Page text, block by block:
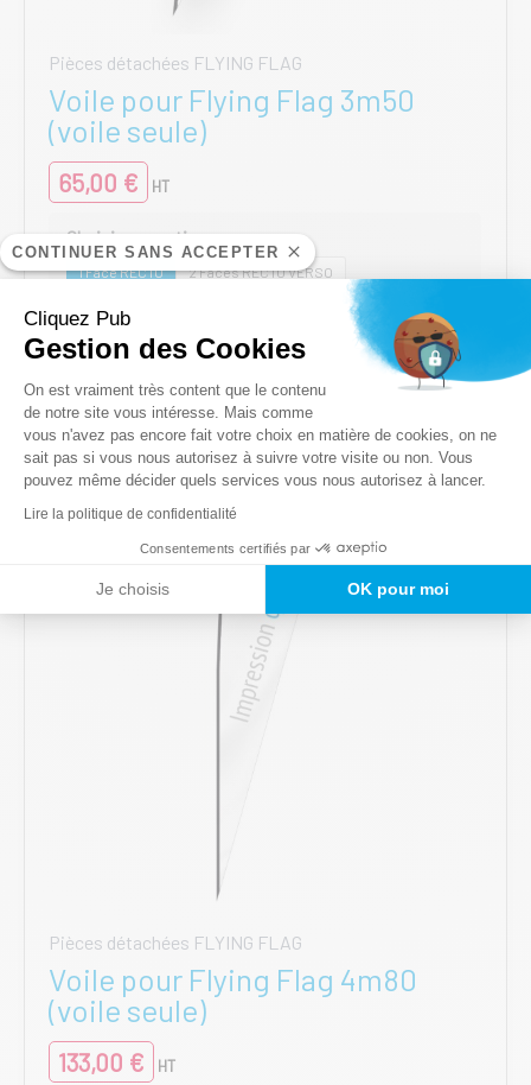
CONTINUER SANS ACCEPTER
Cliquez Pub
Gestion des Cookies
Plateforme de Gestion du
On est vraiment très content que le contenu
de notre site vous intéresse. Mais comme
vous n'avez pas encore fait votre choix en matière de cookies, on ne
sait pas si vous nous autorisez à suivre votre visite ou non. Vous
pouvez même décider quels services vous nous autorisez à lancer.
Lire la politique de confidentialité
Consentements certifiés par
Je choisis OK pour moi
Axeptio consent
Pièces détachées FLYING FLAG
Voile pour Flying Flag 3m50
(voile seule)
65,00 € HT
1 Face RECTO 2 Faces RECTO VERSO
AJOUTER AU PANIER
produit
a
plusieurs
variations.
Les
options
choisies
page
du
produit
Pièces détachées FLYING FLAG
Voile pour Flying Flag 4m80
(voile seule)
133,00 € HT